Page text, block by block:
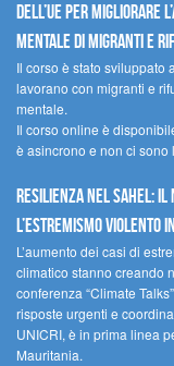
dell’UE per migliorare
mentale di migranti e
Il corso è stato sviluppato
lavorano con migranti e
mentale.
Il corso online è
è asincrono e non ci sono
Resilienza nel Sahel: il
l’estremismo violento
L’aumento dei casi di
climatico stanno creando
conferenza “Climate
risposte urgenti e
UNICRI, è in prima linea
Mauritania.